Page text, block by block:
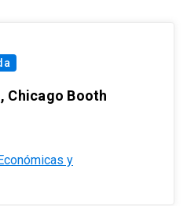
Chicago Booth
y